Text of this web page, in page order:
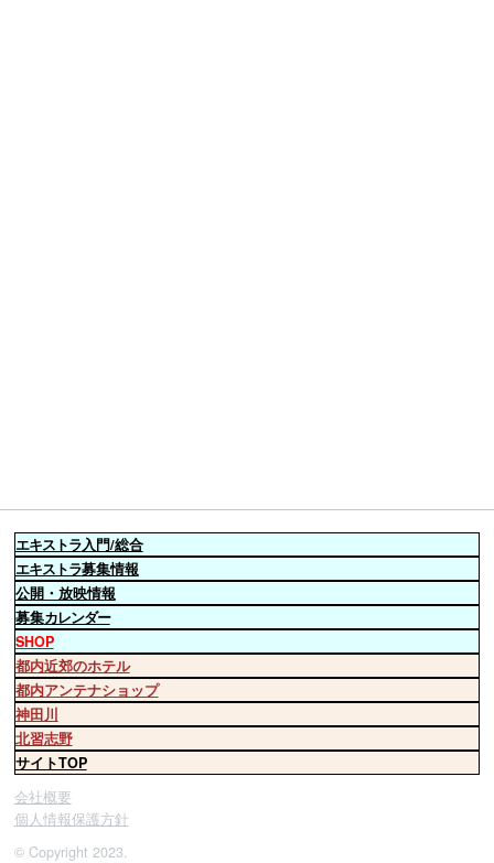
エキストラ入門/総合
エキストラ募集情報
公開・放映情報
募集カレンダー
SHOP
都内近郊のホテル
都内アンテナショップ
神田川
北習志野
サイトTOP
会社概要
個人情報保護方針
© Copyright 2023.